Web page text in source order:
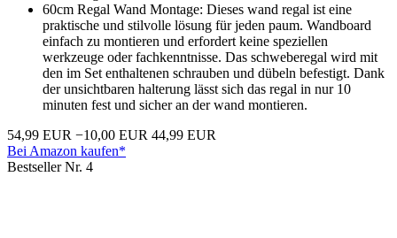
60cm Regal Wand Montage: Dieses wand regal ist eine
praktische und stilvolle lösung für jeden paum. Wandboard
einfach zu montieren und erfordert keine speziellen
werkzeuge oder fachkenntnisse. Das schweberegal wird mit
den im Set enthaltenen schrauben und dübeln befestigt. Dank
der unsichtbaren halterung lässt sich das regal in nur 10
minuten fest und sicher an der wand montieren.
54,99 EUR −10,00 EUR 44,99 EUR
Bei Amazon kaufen*
Bestseller Nr. 4